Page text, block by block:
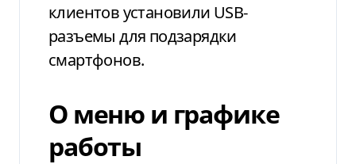
клиентов установили USB-
разъемы для подзарядки
смартфонов.
О меню и графике
работы